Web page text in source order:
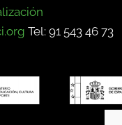
Tel: 91 543 46 73